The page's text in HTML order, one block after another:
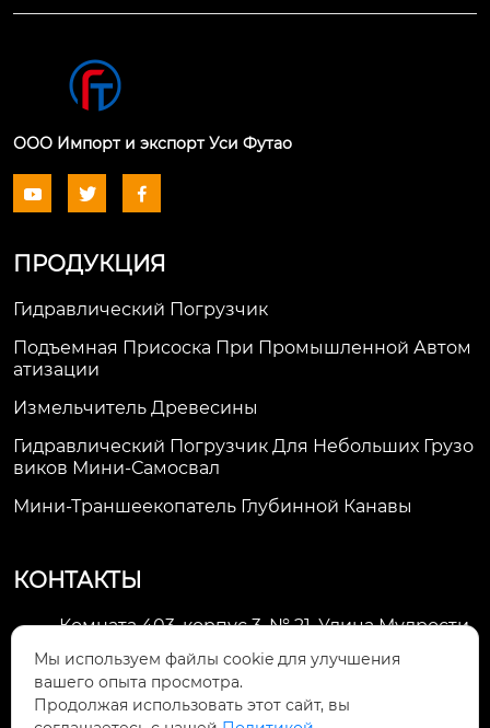
ООО Импорт и экспорт Уси Футао
  
ПРОДУКЦИЯ
Гидравлический Погрузчик
Подъемная Присоска При Промышленной Автом
Атизации
Измельчитель Древесины
Гидравлический Погрузчик Для Небольших Грузо
Виков Мини-Самосвал
Мини-Траншеекопатель Глубинной Канавы
КОНТАКТЫ
Комната 403, корпус 3, № 21, Улица Мудрости,
Зона экономического развития Хуэйшань,
город Уси
li@futaogroup.com
Мы используем файлы cookie для улучшения
вашего опыта просмотра.
Продолжая использовать этот сайт, вы